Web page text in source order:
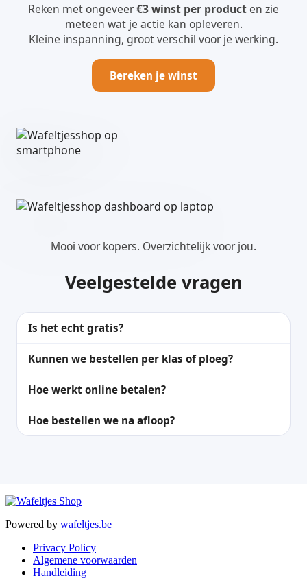
Reken met ongeveer€3 winst per product en zie
meteen wat je actie kan opleveren.
Kleine inspanning, groot verschil voor je werking.
Bereken je winst
Mooi voor kopers. Overzichtelijk voor jou.
Veelgestelde vragen
Is het echt gratis?
Kunnen we bestellen per klas of ploeg?
Hoe werkt online betalen?
Hoe bestellen we na afloop?
Powered by wafeltjes.be
Privacy Policy
Algemene voorwaarden
Handleiding